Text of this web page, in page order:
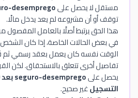
مستقل لا يحصل علىdesemprego
توقف أو أن مشروعه لم يعد يدخل مالًا.
هذا الحق يرتبط أصلًا بالعامل
في بعض الحالات الخاصة، إذا كان
الوقت نفسه كان يعمل بعقد رسمي ثم
تفاصيل أخرى تتعلق بالاستحقاق. لكن
يحصل على
التسجيلغير صحيح.